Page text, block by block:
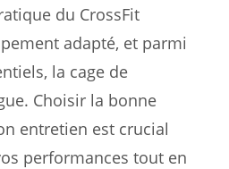
du CrossFit
adapté, et parmi
la cage de
Choisir la bonne
entretien est crucial
performances tout en